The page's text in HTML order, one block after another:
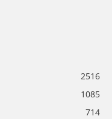
2516
1085
714